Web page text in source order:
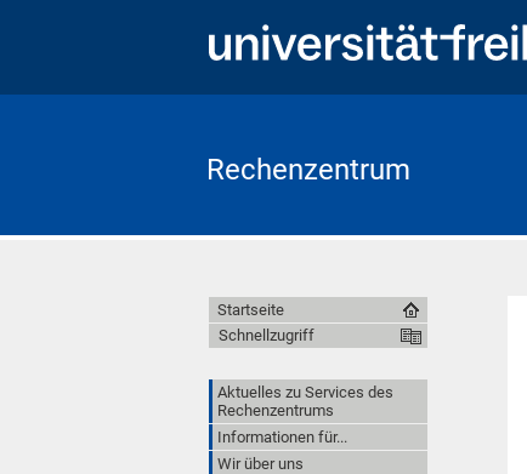
Rechenzentrum
Startseite
Schnellzugriff
Aktuelles zu Services des
Rechenzentrums
Informationen für...
Wir über uns